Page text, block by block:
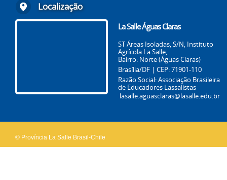
Localização
La Salle Águas Claras
ST Áreas Isoladas, S/N, Instituto
Agrícola La Salle,
Bairro: Norte (Águas Claras)
Brasília/DF | CEP: 71901-110
Razão Social: Associação Brasileira
de Educadores Lassalistas
lasalle.aguasclaras@lasalle.edu.br
© Província La Salle Brasil-Chile